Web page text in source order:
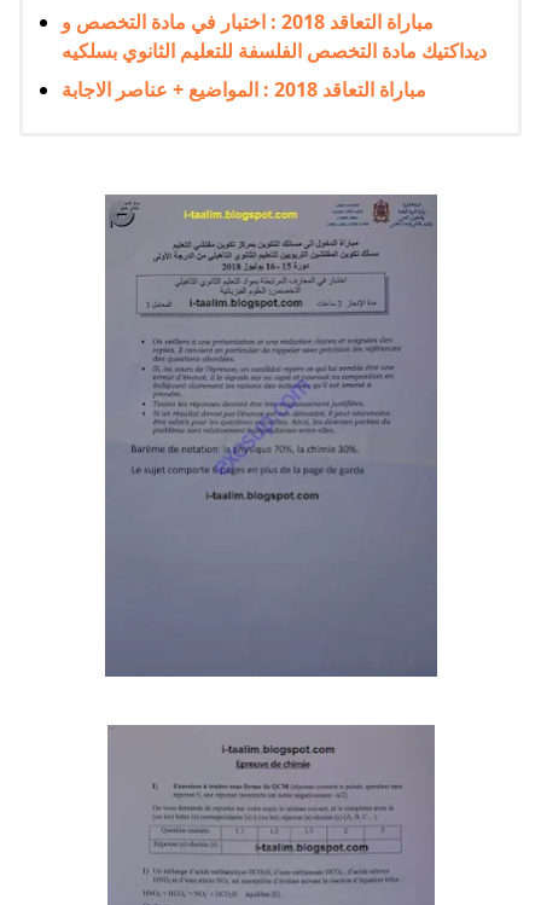
مباراة التعاقد 2018 : اختبار في مادة التخصص و
ديداكتيك مادة التخصص الفلسفة للتعليم الثانوي بسلكيه
مباراة التعاقد 2018 : المواضيع + عناصر الاجابة